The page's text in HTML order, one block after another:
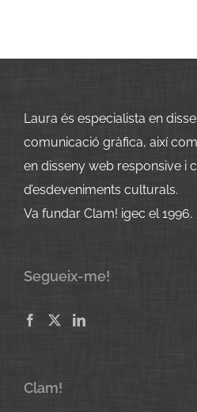
Laura és especialista en
comunicació gràfica, així
en disseny web responsive i
d’esdeveniments culturals.
Va fundar Clam! igec el 1996.
Segueix-me!
Clam!